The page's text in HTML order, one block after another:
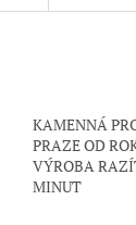
KAMENNÁ
PRAZE OD
VÝROBA
MINUT